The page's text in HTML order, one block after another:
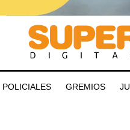
POLICIALES GREMIOS